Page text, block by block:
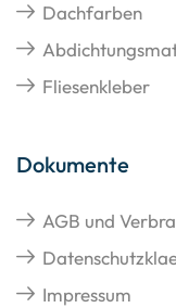
Dachfarben
Fliesenkleber
Dokumente
AGB und
Impressum